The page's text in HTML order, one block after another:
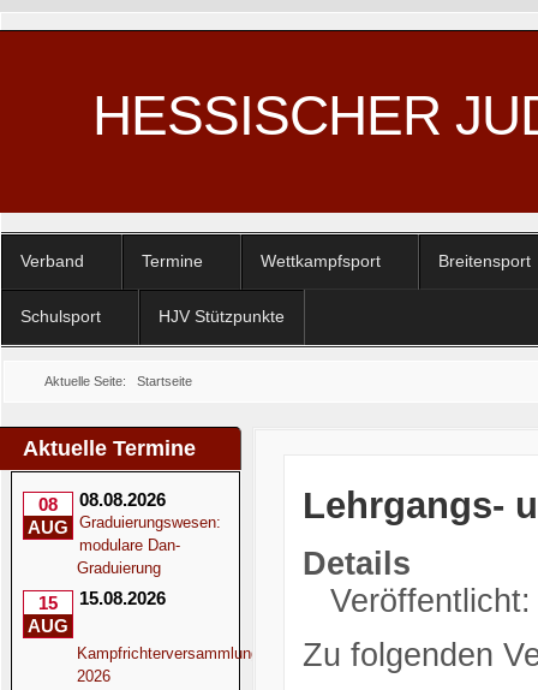
HESSISCHER
Verband Termine Wettkampfsport Breitensport
Schulsport HJV Stützpunkte
Aktuelle Seite: Startseite
Aktuelle Termine
08
AUG
08.08.2026
Graduierungswesen:
modulare Dan-
Graduierung
15
AUG
15.08.2026
Kampfrichterversammlung
2026
Lehrgangs-
Details
Zu folgenden